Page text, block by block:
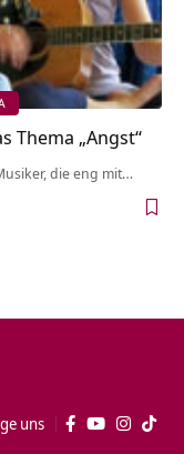
Thema „Angst“
die eng mit…
uns